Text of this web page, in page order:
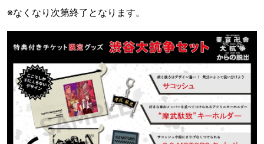
※なくなり次第終了となります。